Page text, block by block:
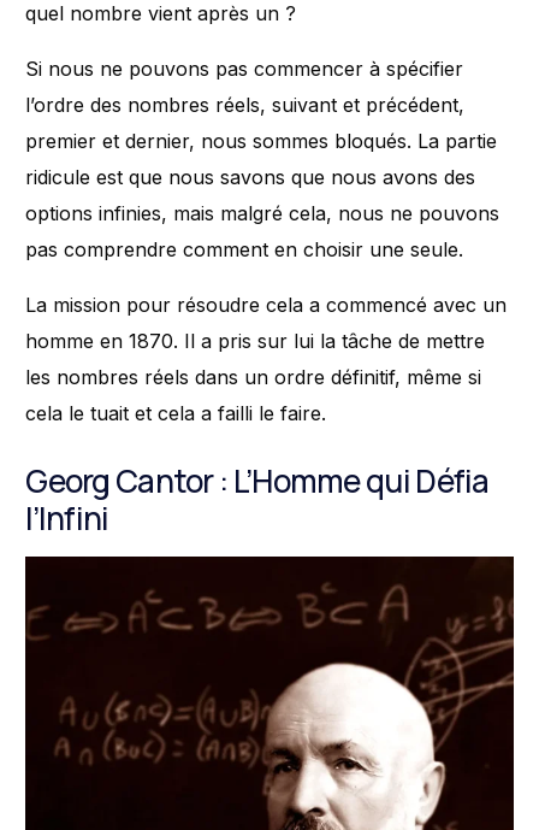
quel nombre vient après un ?
Si nous ne pouvons pas commencer à spécifier
l’ordre des nombres réels, suivant et précédent,
premier et dernier, nous sommes bloqués. La partie
ridicule est que nous savons que nous avons des
options infinies, mais malgré cela, nous ne pouvons
pas comprendre comment en choisir une seule.
La mission pour résoudre cela a commencé avec un
homme en 1870. Il a pris sur lui la tâche de mettre
les nombres réels dans un ordre définitif, même si
cela le tuait et cela a failli le faire.
Georg Cantor : L’Homme qui Défia
l’Infini